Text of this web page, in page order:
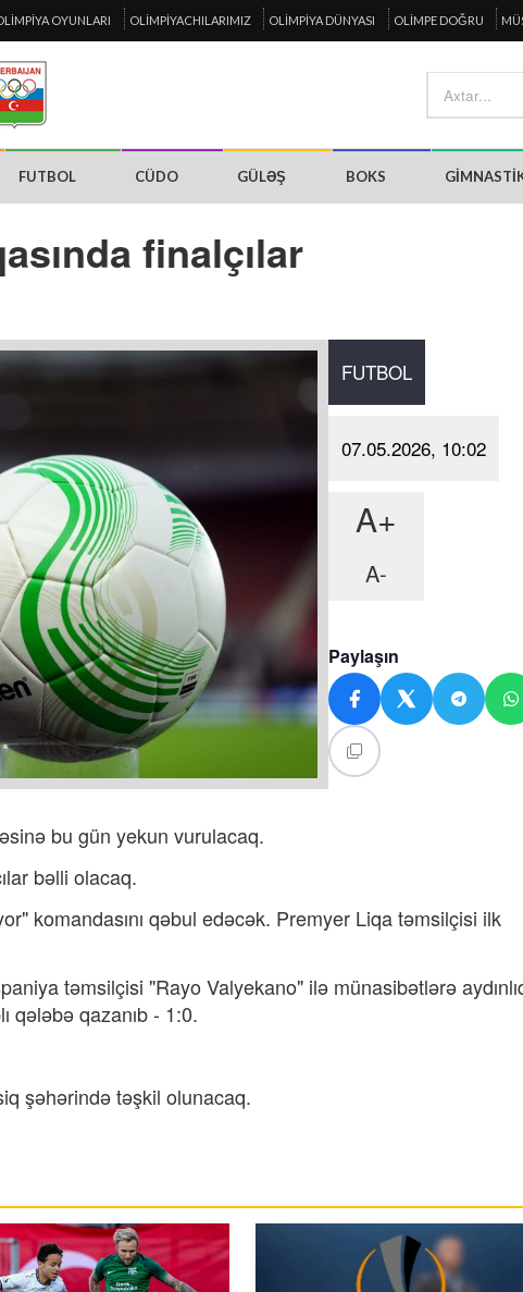
OYUNLARI OLIMPIYACHILARIMIZ OLIMPIYA DÜNYASI OLIMPE DOĞRU
FUTBOL CÜDO GÜLƏŞ BOKS
finalçılar
FUTBOL
07.05.2026, 10:02
A+
A-
Paylaşın
bu gün yekun vurulacaq.
bəlli olacaq.
komandasını qəbul edəcək. Premyer Liqa təmsilçisi ilk
təmsilçisi "Rayo Valyekano" ilə münasibətlərə
qələbə qazanıb - 1:0.
şəhərində təşkil olunacaq.